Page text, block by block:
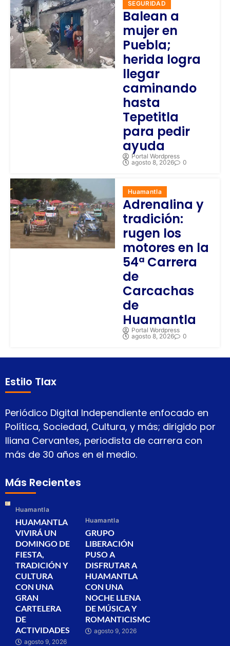
SEGURIDAD
Balean a
mujer en
Puebla;
herida logra
llegar
caminando
hasta
Tepetitla
para pedir
ayuda
Portal Wordpress
agosto 8, 2026
0
Huamantla
Adrenalina y
tradición:
rugen los
motores en la
54ª Carrera
de
Carcachas
de
Huamantla
Portal Wordpress
agosto 8, 2026
0
Estilo Tlax
Periódico Digital Independiente enfocado en
Política, Sociedad, Cultura, y más; dirigido por
Iliana Cervantes, periodista de carrera con
más de 30 años en el medio.
Más Recientes
Huamantla
HUAMANTLA
VIVIRÁ UN
DOMINGO DE
FIESTA,
TRADICIÓN Y
CULTURA
CON UNA
GRAN
CARTELERA
DE
ACTIVIDADES
agosto 9, 2026
Huamantla
GRUPO
LIBERACIÓN
PUSO A
DISFRUTAR A
HUAMANTLA
CON UNA
NOCHE LLENA
DE MÚSICA Y
ROMANTICISMO
agosto 9, 2026